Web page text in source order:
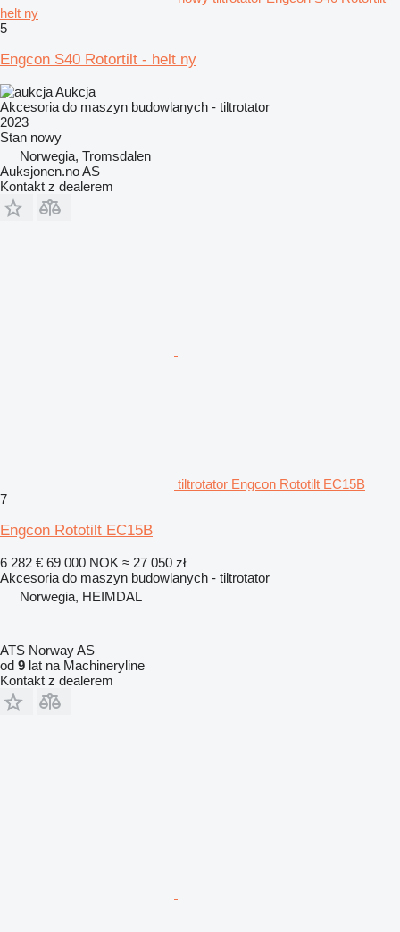
helt ny
5
Engcon S40 Rotortilt - helt ny
Aukcja
Akcesoria do maszyn budowlanych - tiltrotator
2023
Stan nowy
Norwegia, Tromsdalen
Auksjonen.no AS
Kontakt z dealerem
tiltrotator Engcon Rototilt EC15B
7
Engcon Rototilt EC15B
6 282 € 69 000 NOK ≈ 27 050 zł
Akcesoria do maszyn budowlanych - tiltrotator
Norwegia, HEIMDAL
ATS Norway AS
od 9 lat na Machineryline
Kontakt z dealerem